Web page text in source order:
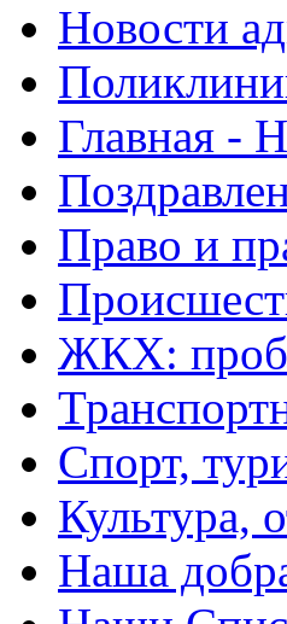
Новости
Главная -
Право и
ЖКХ:
Спорт,
Культура,
Наша